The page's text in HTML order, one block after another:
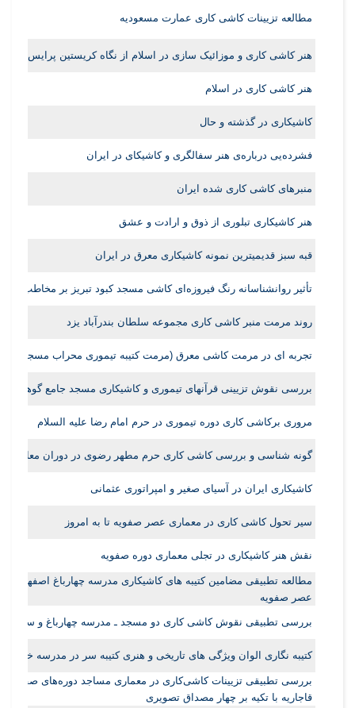
مطالعه تزیینات کاشی کاری عمارت مسعودیه
هنر کاشی کاری و موزائیک سازی در اسلام از نگاه کریستین پرایس
هنر کاشی کاری در اسلام
کاشیکاری در گذشته و حال
فشرده‌یی درباره‌ی هنر سفالگری و کاشیکای در ایران
منبرهای کاشی کاری شده ایران
هنر کاشیکاری تبلوری از ذوق و ارادت و عشق
قبه سبز قدیمیترین نمونه کاشیکاری معرق در ایران
تأثیر روانشناسانه رنگ فیروزه‌ای کاشی مسجد کبود تبریز بر مخاطب
روند مرمت منبر کاشی کاری مجموعه سلطان بندرآباد یزد
تجربه ای در مرمت کاشی معرق (مرمت کتیبه تیموری محراب مسجد جامع
بررسی نقوش تزیینی قرآنهای تیموری و کاشیکاری مسجد جامع گوهرشاد
مروری برکاشی کاری دوره تیموری در حرم امام رضا علیه السلام
گونه شناسی و بررسی کاشی کاری حرم مطهر رضوی در دوران معاصر
کاشیکاری ایران در آسیای صغیر و امپراتوری عثمانی
سیر تحول کاشی کاری در معماری عصر صفویه تا به امروز
نقش هنر کاشیکاری در تجلی معماری دوره صفویه
مطالعه تطبیقی مضامین کتیبه های کاشیکاری مدرسه چهارباغ اصفهان و
عصر صفویه
بررسی تطبیقی نقوش کاشی کاری دو مسجد ـ مدرسه چهارباغ و سید
کتیبه نگاری الوان ویژگی های تاریخی و هنری کتیبه سر در مدرسه خان
بررسی تطبیقی تزیینات کاشی‌کاری در معماری مساجد دوره‌های صفویه و
قاجاریه با تکیه بر چهار مصداق تصویری